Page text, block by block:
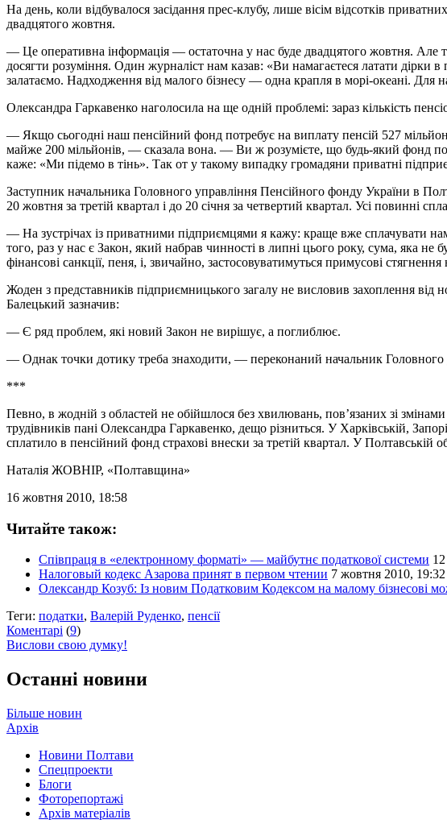
На день, коли відбувалося засідання прес-клубу, лише вісім відсотків
двадцятого жовтня.
— Це оперативна інформація — остаточна у нас буде двадцятого жовтня. Але
досягти розуміння. Один журналіст нам казав: «Ви намагаєтеся латати дірки
залатаємо. Надходження від малого бізнесу — одна крапля в морі-океані. Для
Олександра Гаркавенко наголосила на ще одній проблемі: зараз кількість
— Якщо сьогодні наш пенсійний фонд потребує на виплату пенсій 527
майже 200 мільйонів, — сказала вона. — Ви ж розумієте, що будь-який фонд
каже: «Ми підемо в тінь». Так от у такому випадку громадяни приватні
Заступник начальника Головного управління Пенсійного фонду України в
20 жовтня за третій квартал і до 20 січня за четвертий квартал. Усі повинні
— На зустрічах із приватними підприємцями я кажу: краще вже сплачувати
того, раз у нас є Закон, який набрав чинності в липні цього року, сума, яка
фінансові санкції, пеня, і, звичайно, застосовуватимуться примусові
Жоден з представників підприємницького загалу не висловив захоплення від
Балецький зазначив:
— Є ряд проблем, які новий Закон не вирішує, а поглиблює.
— Однак точки дотику треба знаходити, — переконаний начальник Головного
***
Певно, в жодній з областей не обійшлося без хвилювань, пов’язаних зі
трудівників пані Олександра Гаркавенко, дещо різниться. У Харківській,
сплатило в пенсійний фонд страхові внески за третій квартал. У
Наталія ЖОВНІР, «Полтавщина»
16 жовтня 2010, 18:58
Читайте також:
Співпраця в «електронному форматі» — майбутнє податкової системи
Налоговый кодекс Азарова принят в первом чтении 7 жовтня 2010, 19:32
Олександр Козуб: Із новим Податковим Кодексом на малому бізнесові
Теги: податки, Валерій Руденко, пенсії
Коментарі (9)
Вислови свою думку!
Останні новини
Більше новин
Архів
Новини Полтави
Спецпроекти
Блоги
Фоторепортажі
Архів матеріалів